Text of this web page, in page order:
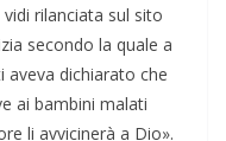
rilanciata sul sito
secondo la quale a
aveva dichiarato che
ai bambini malati
li avvicinerà a Dio».